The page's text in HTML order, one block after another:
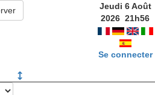
Jeudi 6 Août
2026 21h56
Se connecter